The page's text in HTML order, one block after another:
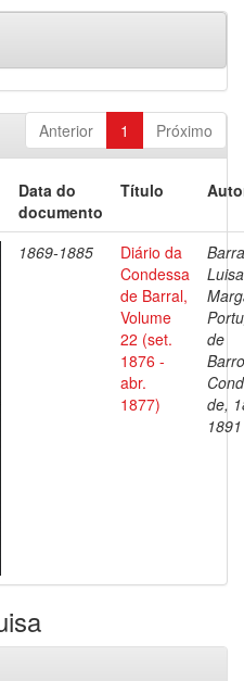
Anterior 1 Próximo
Data do
documento
Título
1869-1885
Diário da
Condessa
de Barral,
Volume
22 (set.
1876 -
abr.
1877)
Luisa
de
de,
1891